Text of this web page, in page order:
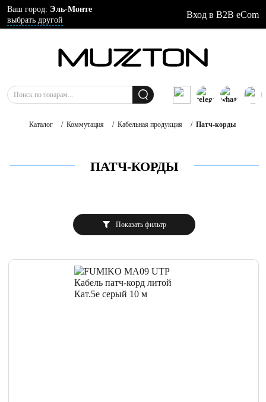
Ваш город: Эль-Монте
выбрать другой
Вход в B2B eCom
Каталог / Коммутация / Кабельная продукция / Патч-корды
ПАТЧ-КОРДЫ
Показать фильтр